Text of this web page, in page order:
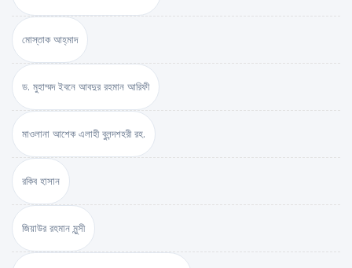
মোস্তাক আহ্‌মাদ
ড. মুহাম্মদ ইবনে আবদুর রহমান আরিফী
মাওলানা আশেক এলাহী বুলন্দশহরী রহ.
রকিব হাসান
জিয়াউর রহমান মুন্সী